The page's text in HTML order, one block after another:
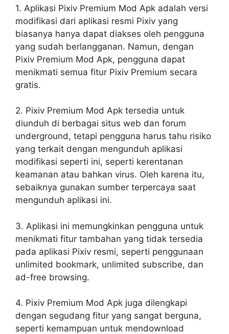
1. Aplikasi Pixiv Premium Mod Apk adalah versi
modifikasi dari aplikasi resmi Pixiv yang
biasanya hanya dapat diakses oleh pengguna
yang sudah berlangganan. Namun, dengan
Pixiv Premium Mod Apk, pengguna dapat
menikmati semua fitur Pixiv Premium secara
gratis.
2. Pixiv Premium Mod Apk tersedia untuk
diunduh di berbagai situs web dan forum
underground, tetapi pengguna harus tahu risiko
yang terkait dengan mengunduh aplikasi
modifikasi seperti ini, seperti kerentanan
keamanan atau bahkan virus. Oleh karena itu,
sebaiknya gunakan sumber terpercaya saat
mengunduh aplikasi ini.
3. Aplikasi ini memungkinkan pengguna untuk
menikmati fitur tambahan yang tidak tersedia
pada aplikasi Pixiv resmi, seperti penggunaan
unlimited bookmark, unlimited subscribe, dan
ad-free browsing.
4. Pixiv Premium Mod Apk juga dilengkapi
dengan segudang fitur yang sangat berguna,
seperti kemampuan untuk mendownload